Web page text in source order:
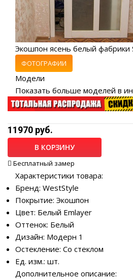
Экошпон ясень белый фабрики
ФОТОГРАФИИ
Модели
Показать больше моделей в
11970 руб.
В КОРЗИНУ
Бесплатный замер
Характеристики товара:
Бренд: WestStyle
Покрытие: Экошпон
Цвет: Белый Emlayer
Оттенок: Белый
Дизайн: Модерн 1
Остекление: Со стеклом
Ед. изм.: шт.
Дополнительное описание: